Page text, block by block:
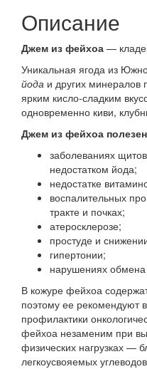
Описание
Джем из фейхоа —
Уникальная ягода из
йода и других минералов
ярким кисло-сладким
одновременно киви,
Джем из фейхоа
заболеваниях
недостатком йода;
недостатке
воспалительных
тракте и почках;
атеросклерозе;
простуде и
гипертонии;
нарушениях
В кожуре фейхоа
поэтому ее рекомендуют
профилактики
фейхоа незаменим при
физических нагрузках —
легкоусвояемых